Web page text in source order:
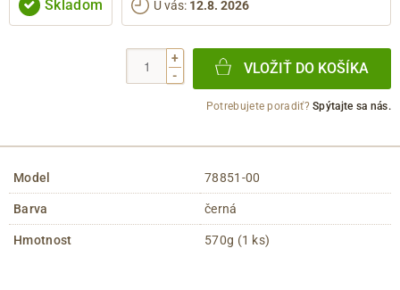
Skladom U vás: 12.8. 2026
+
-
VLOŽIŤ DO KOŠÍKA
Potrebujete poradiť?Spýtajte sa nás.
Model 78851-00
Barva černá
Hmotnost 570g (1 ks)